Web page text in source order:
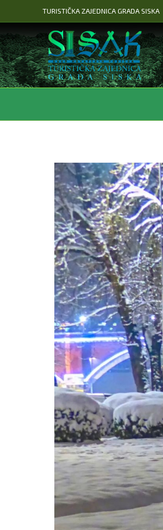
na
sadržaj
TURISTIČKA ZAJEDNICA GRADA SISKA